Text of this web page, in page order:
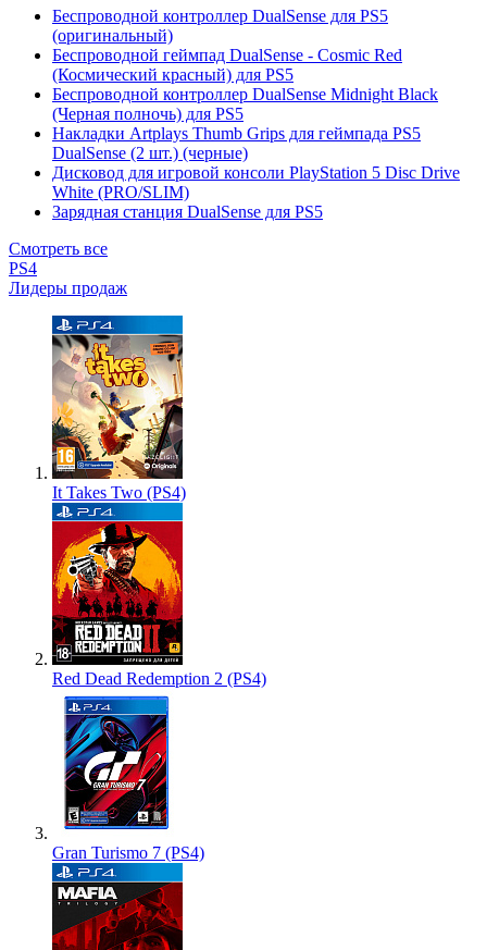
Беспроводной контроллер DualSense для PS5
(оригинальный)
Беспроводной геймпад DualSense - Cosmic Red
(Космический красный) для PS5
Беспроводной контроллер DualSense Midnight Black
(Черная полночь) для PS5
Накладки Artplays Thumb Grips для геймпада PS5
DualSense (2 шт.) (черные)
Дисковод для игровой консоли PlayStation 5 Disc Drive
White (PRO/SLIM)
Зарядная станция DualSense для PS5
Смотреть все
PS4
Лидеры продаж
It Takes Two (PS4)
Red Dead Redemption 2 (PS4)
Gran Turismo 7 (PS4)